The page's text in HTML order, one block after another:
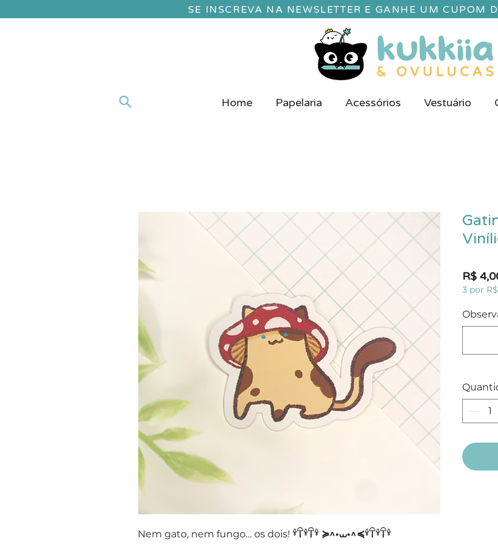
SE INSCREVA NA NEWSLETTER E GANHE UM CUPOM
Home Papelaria Acessórios Vestuário
Nem gato, nem fungo… os dois! 𓍊𓋼𓍊𓋼𓍊 ≽^•⩊•^≼𓍊𓋼𓍊𓋼𓍊
R$
3 por